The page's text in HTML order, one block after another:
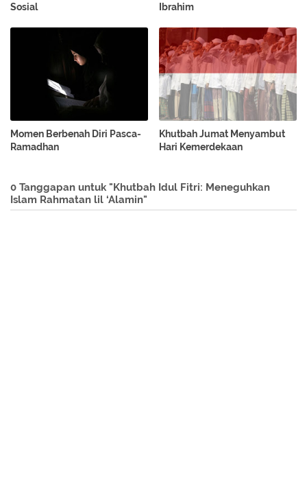
Sosial
Ibrahim
Momen Berbenah Diri Pasca-
Ramadhan
Khutbah Jumat Menyambut
Hari Kemerdekaan
0 Tanggapan untuk "Khutbah Idul Fitri: Meneguhkan
Islam Rahmatan lil ‘Alamin"